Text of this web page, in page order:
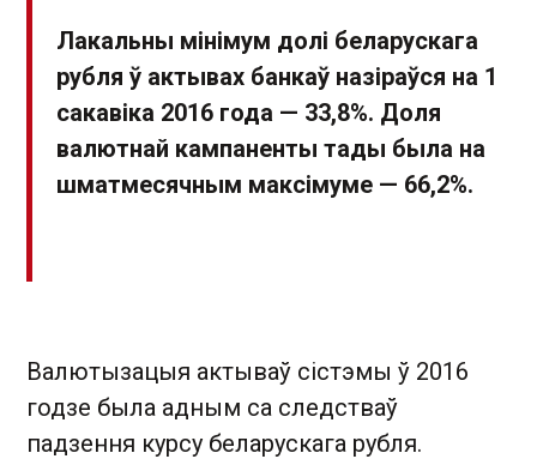
Лакальны мінімум долі беларускага
рубля ў актывах банкаў назіраўся на 1
сакавіка 2016 года — 33,8%. Доля
валютнай кампаненты тады была на
шматмесячным максімуме — 66,2%.
Валютызацыя актываў сістэмы ў 2016
годзе была адным са следстваў
падзення курсу беларускага рубля.